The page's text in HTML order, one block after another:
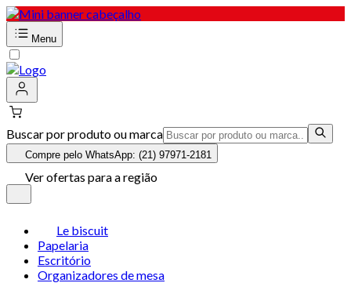
Menu
Buscar por produto ou marca
Compre pelo WhatsApp: (21) 97971-2181
Ver ofertas para a região
Le biscuit
Papelaria
Escritório
Organizadores de mesa